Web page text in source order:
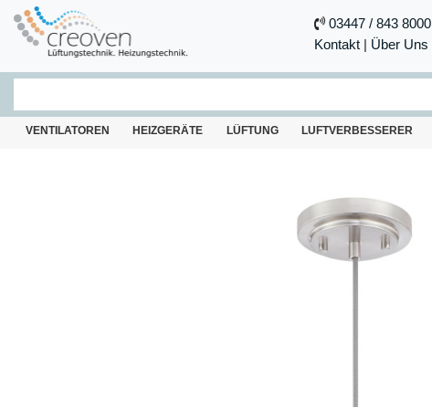
03447 / 843 8000
Kontakt| Über Uns
VENTILATOREN HEIZGERÄTE LÜFTUNG LUFTVERBESSERER